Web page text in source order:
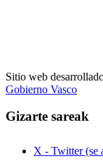
Sitio web
Gobierno Vasco
Gizarte sareak
X - Twitter (se